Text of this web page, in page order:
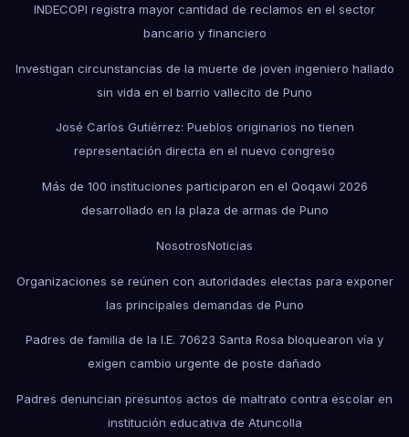
INDECOPI registra mayor cantidad de reclamos en el sector
bancario y financiero
Investigan circunstancias de la muerte de joven ingeniero hallado
sin vida en el barrio vallecito de Puno
José Carlos Gutiérrez: Pueblos originarios no tienen
representación directa en el nuevo congreso
Más de 100 instituciones participaron en el Qoqawi 2026
desarrollado en la plaza de armas de Puno
NosotrosNoticias
Organizaciones se reúnen con autoridades electas para exponer
las principales demandas de Puno
Padres de familia de la I.E. 70623 Santa Rosa bloquearon vía y
exigen cambio urgente de poste dañado
Padres denuncian presuntos actos de maltrato contra escolar en
institución educativa de Atuncolla